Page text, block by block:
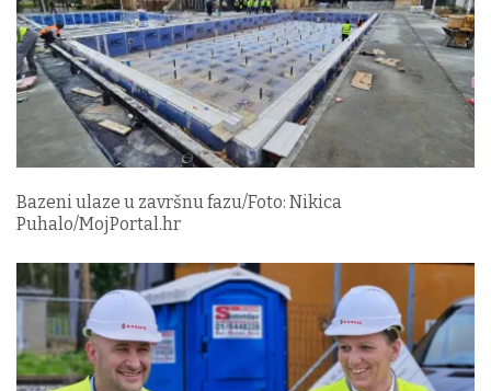
Bazeni ulaze u završnu fazu/Foto: Nikica
Puhalo/MojPortal.hr